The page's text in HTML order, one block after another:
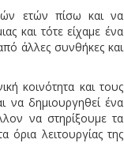
ετών πίσω και να
και τότε είχαμε ένα
άλλες συνθήκες και
κοινότητα και τους
να δημιουργηθεί ένα
να στηρίξουμε τα
λειτουργίας της